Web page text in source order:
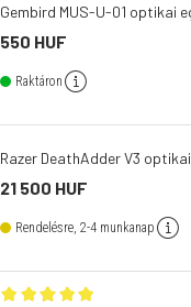
Gembird MUS-U-01 optikai
550 HUF
Raktáron info
Razer DeathAdder V3
21 500 HUF
Rendelésre, 2-4 munkanap info